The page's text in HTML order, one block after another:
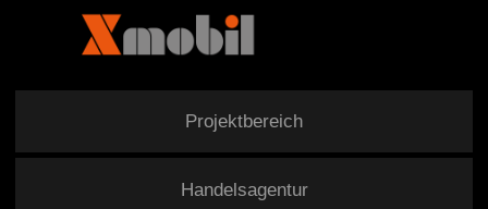
Projektbereich
Handelsagentur